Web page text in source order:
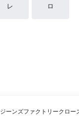
レ ロ
ジーンズファクトリークロー